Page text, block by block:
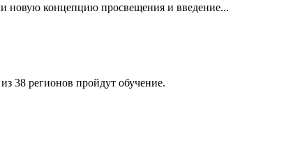
новую концепцию просвещения и введение...
38 регионов пройдут обучение.